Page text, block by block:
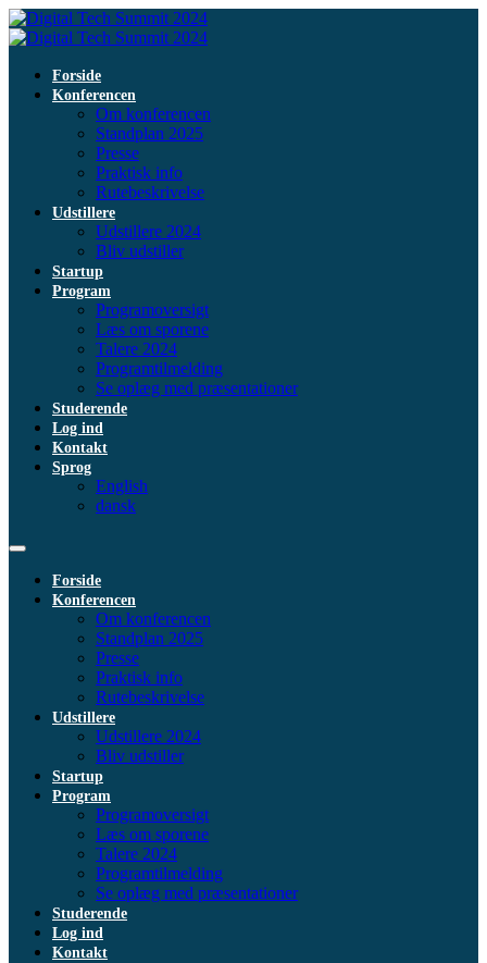
Forside
Konferencen
Om konferencen
Standplan 2025
Presse
Praktisk info
Rutebeskrivelse
Udstillere
Udstillere 2024
Bliv udstiller
Startup
Program
Programoversigt
Læs om sporene
Talere 2024
Programtilmelding
Se oplæg med præsentationer
Studerende
Log ind
Kontakt
Sprog
English
dansk
Forside
Konferencen
Om konferencen
Standplan 2025
Presse
Praktisk info
Rutebeskrivelse
Udstillere
Udstillere 2024
Bliv udstiller
Startup
Program
Programoversigt
Læs om sporene
Talere 2024
Programtilmelding
Se oplæg med præsentationer
Studerende
Log ind
Kontakt